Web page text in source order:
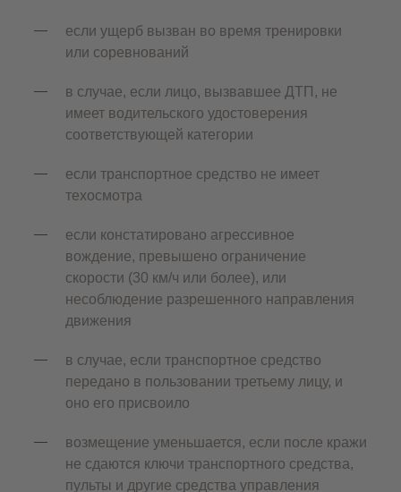
если ущерб вызван во время тренировки
или соревнований
в случае, если лицо, вызвавшее ДТП, не
имеет водительского удостоверения
соответствующей категории
если транспортное средство не имеет
техосмотра
если констатировано агрессивное
вождение, превышено ограничение
скорости (30 км/ч или более), или
несоблюдение разрешенного направления
движения
в случае, если транспортное средство
передано в пользовании третьему лицу, и
оно его присвоило
возмещение уменьшается, если после кражи
не сдаются ключи транспортного средства,
пульты и другие средства управления